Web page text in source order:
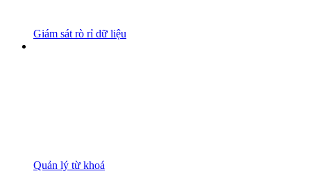
Giám sát rò rỉ dữ liệu
Quản lý từ khoá